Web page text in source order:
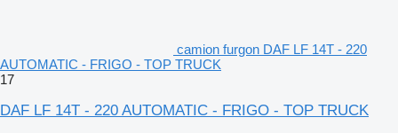
camion furgon DAF LF 14T - 220
AUTOMATIC - FRIGO - TOP TRUCK
17
DAF LF 14T - 220 AUTOMATIC - FRIGO - TOP TRUCK